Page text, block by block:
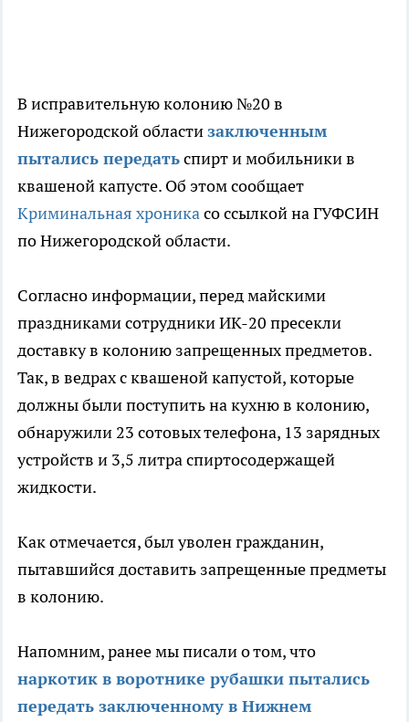
В исправительную колонию №20 в
Нижегородской областизаключенным
пытались передатьспирт и мобильники в
квашеной капусте. Об этом сообщает
Криминальная хроникасо ссылкой на ГУФСИН
по Нижегородской области.
Согласно информации, перед майскими
праздниками сотрудники ИК-20 пресекли
доставку в колонию запрещенных предметов.
Так, в ведрах с квашеной капустой, которые
должны были поступить на кухню в колонию,
обнаружили 23 сотовых телефона, 13 зарядных
устройств и 3,5 литра спиртосодержащей
жидкости.
Как отмечается, был уволен гражданин,
пытавшийся доставить запрещенные предметы
в колонию.
Напомним, ранее мы писали о том, что
наркотик в воротнике рубашки пытались
передать заключенному в Нижнем